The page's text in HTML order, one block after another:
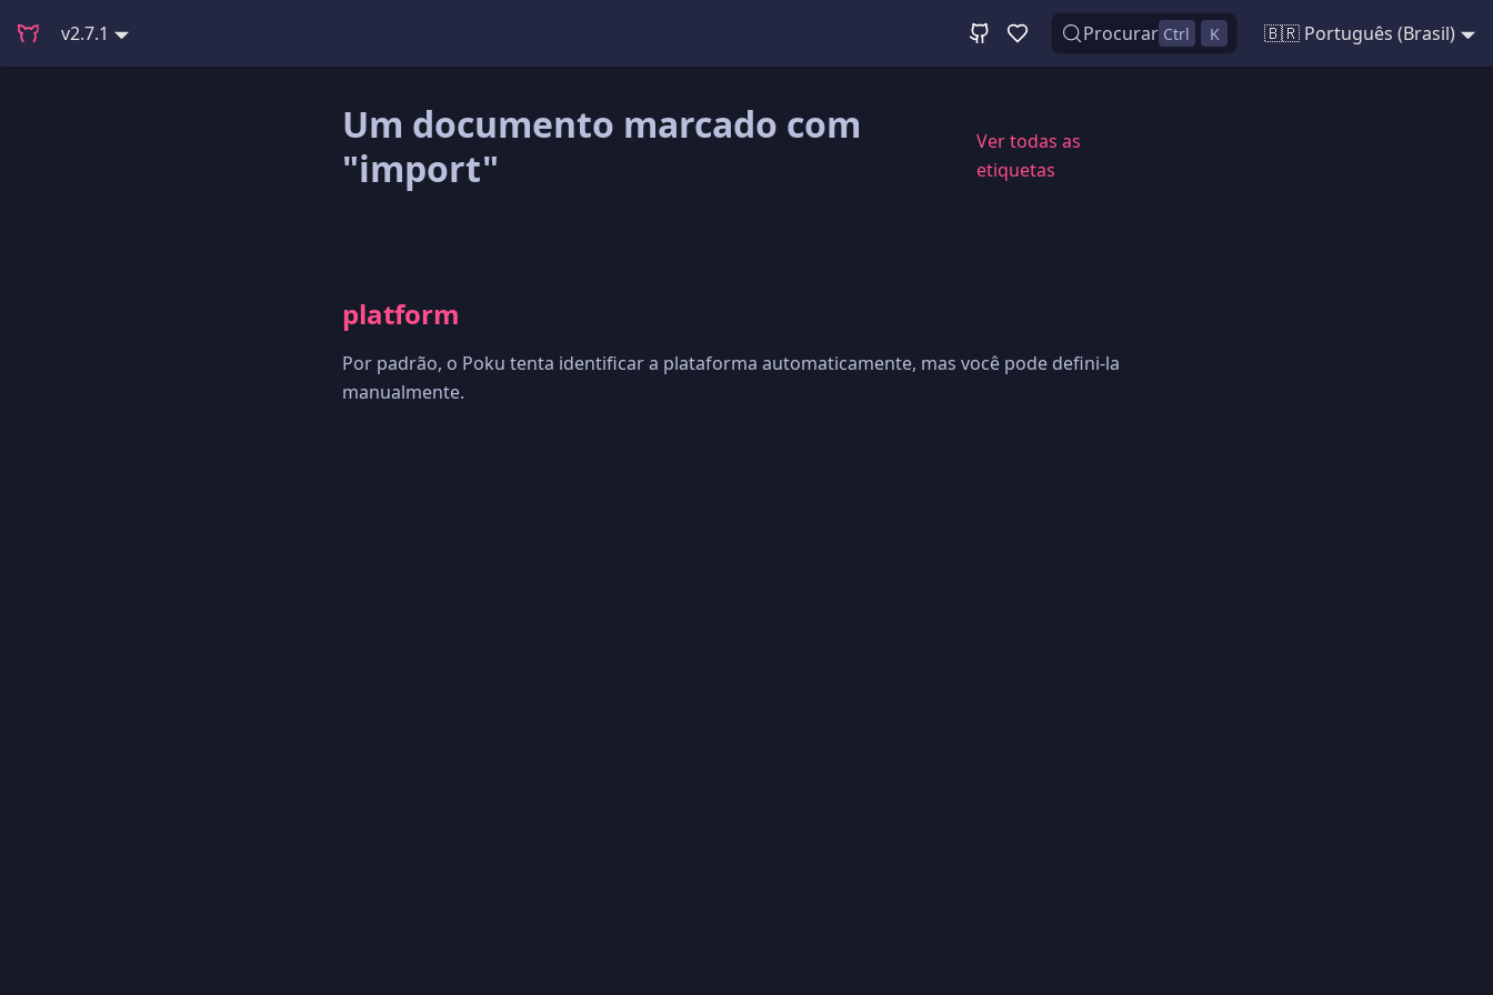
v2.7.1 Procurar Ctrl K 🇧🇷 Português (Brasil)
Um documento marcado com
"import"
Ver todas as
etiquetas
platform
Por padrão, o Poku tenta identificar a plataforma automaticamente, mas você pode defini-la
manualmente.